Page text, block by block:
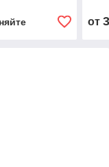
от